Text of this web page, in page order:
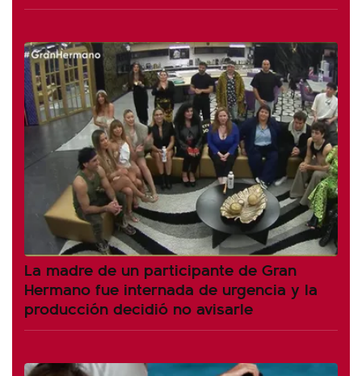
La madre de un participante de Gran
Hermano fue internada de urgencia y la
producción decidió no avisarle